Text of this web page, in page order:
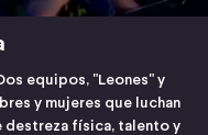
equipos, "Leones" y
y mujeres que luchan
destreza física, talento y